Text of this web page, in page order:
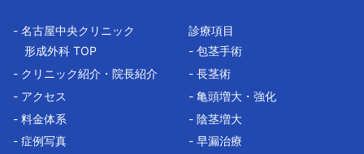
- 名古屋中央クリニック
形成外科 TOP
- クリニック紹介・院長紹介
- アクセス
- 料金体系
- 症例写真
診療項目
- 包茎手術
- 長茎術
- 亀頭増大・強化
- 陰茎増大
- 早漏治療